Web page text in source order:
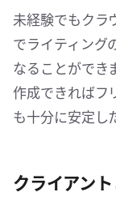
未経験でもクラ
でライティング
なることができ
作成できればフ
も十分に安定し
クライアン